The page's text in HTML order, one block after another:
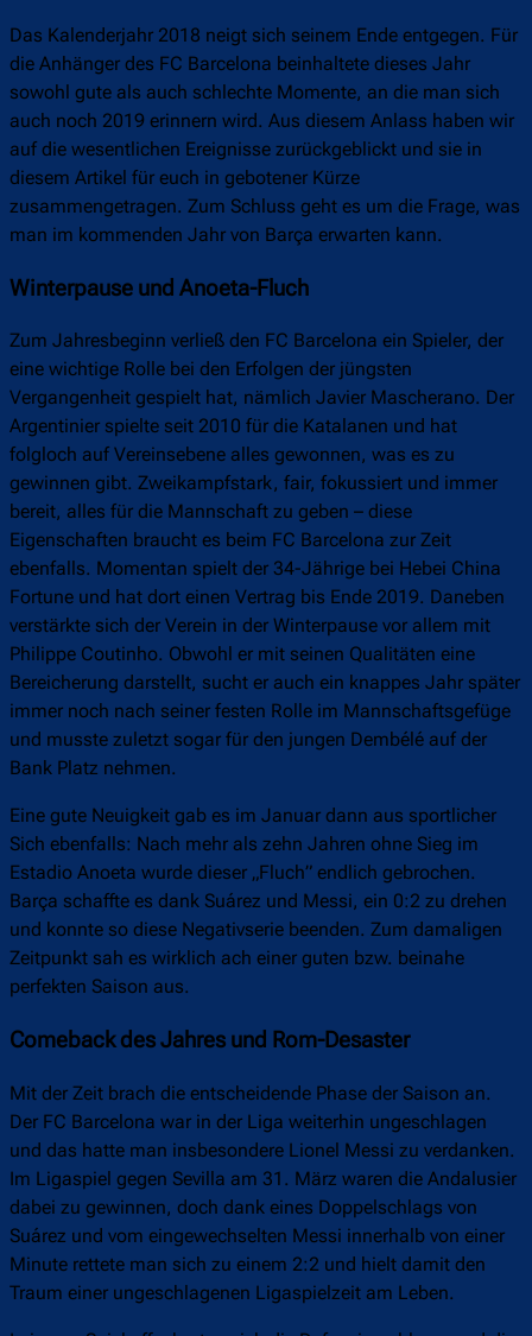
Das Kalenderjahr 2018 neigt sich seinem Ende entgegen. Für
die Anhänger des FC Barcelona beinhaltete dieses Jahr
sowohl gute als auch schlechte Momente, an die man sich
auch noch 2019 erinnern wird. Aus diesem Anlass haben wir
auf die wesentlichen Ereignisse zurückgeblickt und sie in
diesem Artikel für euch in gebotener Kürze
zusammengetragen. Zum Schluss geht es um die Frage, was
man im kommenden Jahr von Barça erwarten kann.
Winterpause und Anoeta-Fluch
Zum Jahresbeginn verließ den FC Barcelona ein Spieler, der
eine wichtige Rolle bei den Erfolgen der jüngsten
Vergangenheit gespielt hat, nämlich Javier Mascherano. Der
Argentinier spielte seit 2010 für die Katalanen und hat
folgloch auf Vereinsebene alles gewonnen, was es zu
gewinnen gibt. Zweikampfstark, fair, fokussiert und immer
bereit, alles für die Mannschaft zu geben – diese
Eigenschaften braucht es beim FC Barcelona zur Zeit
ebenfalls. Momentan spielt der 34-Jährige bei Hebei China
Fortune und hat dort einen Vertrag bis Ende 2019. Daneben
verstärkte sich der Verein in der Winterpause vor allem mit
Philippe Coutinho. Obwohl er mit seinen Qualitäten eine
Bereicherung darstellt, sucht er auch ein knappes Jahr später
immer noch nach seiner festen Rolle im Mannschaftsgefüge
und musste zuletzt sogar für den jungen Dembélé auf der
Bank Platz nehmen.
Eine gute Neuigkeit gab es im Januar dann aus sportlicher
Sich ebenfalls: Nach mehr als zehn Jahren ohne Sieg im
Estadio Anoeta wurde dieser „Fluch” endlich gebrochen.
Barça schaffte es dank Suárez und Messi, ein 0:2 zu drehen
und konnte so diese Negativserie beenden. Zum damaligen
Zeitpunkt sah es wirklich ach einer guten bzw. beinahe
perfekten Saison aus.
Comeback des Jahres und Rom-Desaster
Mit der Zeit brach die entscheidende Phase der Saison an.
Der FC Barcelona war in der Liga weiterhin ungeschlagen
und das hatte man insbesondere Lionel Messi zu verdanken.
Im Ligaspiel gegen Sevilla am 31. März waren die Andalusier
dabei zu gewinnen, doch dank eines Doppelschlags von
Suárez und vom eingewechselten Messi innerhalb von einer
Minute rettete man sich zu einem 2:2 und hielt damit den
Traum einer ungeschlagenen Ligaspielzeit am Leben.